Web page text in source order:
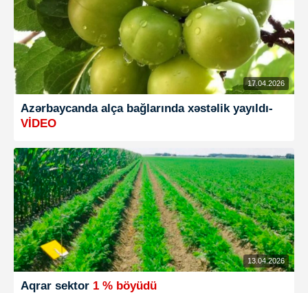
17.04.2026
Azərbaycanda alça bağlarında xəstəlik yayıldı-
VİDEO
13.04.2026
Aqrar sektor 1 % böyüdü